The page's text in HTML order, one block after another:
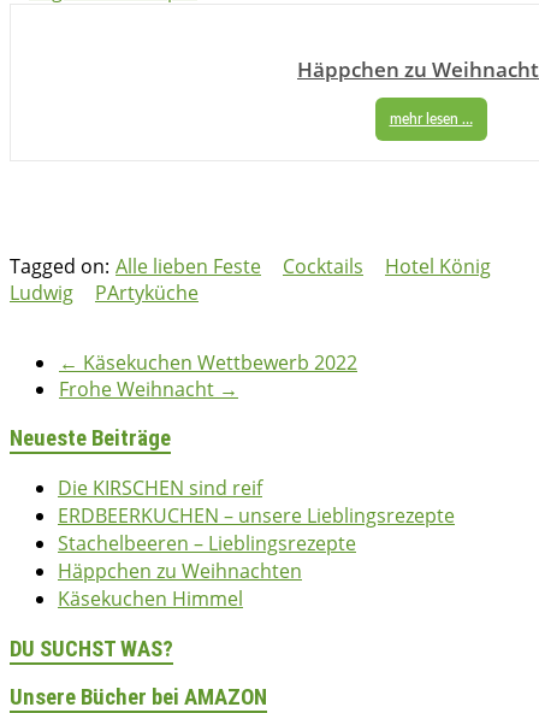
Häppchen zu
mehr lesen …
Tagged on: Alle lieben Feste Cocktails
Hotel König
Ludwig
PArtyküche
← Käsekuchen Wettbewerb 2022
Frohe Weihnacht →
Neueste Beiträge
Die KIRSCHEN sind reif
ERDBEERKUCHEN – unsere Lieblingsrezepte
Stachelbeeren – Lieblingsrezepte
Häppchen zu Weihnachten
Käsekuchen Himmel
DU SUCHST WAS?
Unsere Bücher bei AMAZON